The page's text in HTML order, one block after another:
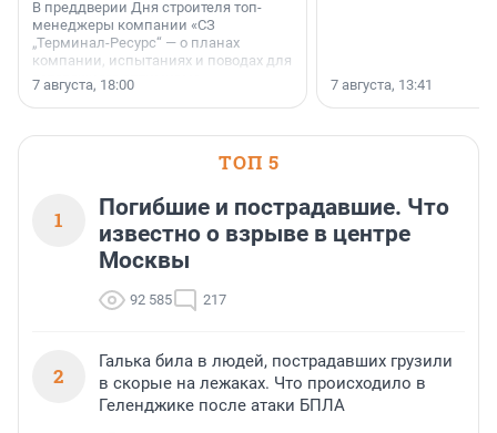
В преддверии Дня строителя топ-
менеджеры компании «СЗ
„Терминал-Ресурс“ — о планах
компании, испытаниях и поводах для
осторожного оптимизма.
7 августа, 18:00 7 августа, 13:41
ТОП 5
1
Погибшие и пострадавшие. Что
известно о взрыве в центре
Москвы
92 585 217
2
Галька била в людей, пострадавших грузили
в скорые на лежаках. Что происходило в
Геленджике после атаки БПЛА